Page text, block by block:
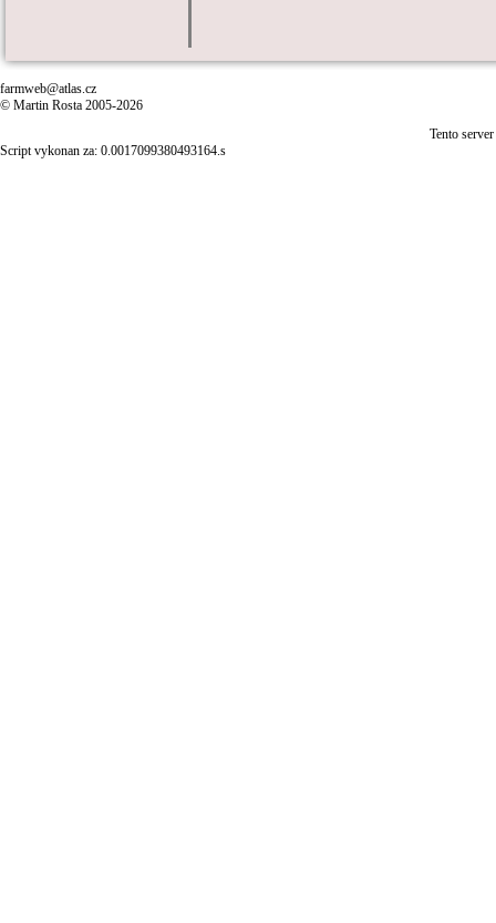
farmweb@atlas.cz
© Martin Rosta 2005-2026
Tento
Script vykonan za: 0.0017099380493164.s